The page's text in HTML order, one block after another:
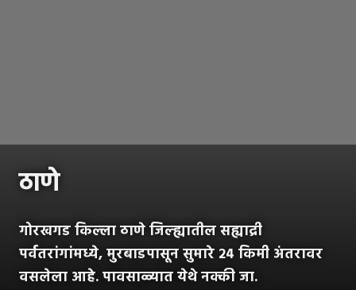
ठाणे
गोरखगड किल्ला ठाणे जिल्ह्यातील सह्याद्री
पर्वतरांगांमध्ये, मुरबाडपासून सुमारे २४ किमी अंतरावर
वसलेला आहे. पावसाळ्यात येथे नक्की जा.